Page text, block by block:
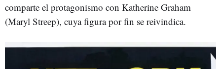
comparte el protagonismo con Katherine Graham
(Maryl Streep), cuya figura por fin se reivindica.